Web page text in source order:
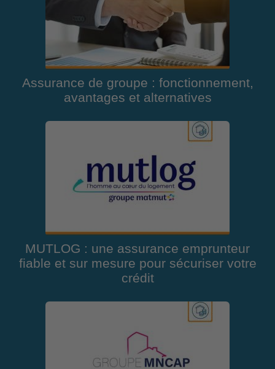
Assurance de groupe : fonctionnement,
avantages et alternatives
MUTLOG : une assurance emprunteur
fiable et sur mesure pour sécuriser votre
crédit